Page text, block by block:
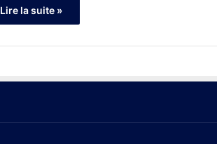
Lire la suite »